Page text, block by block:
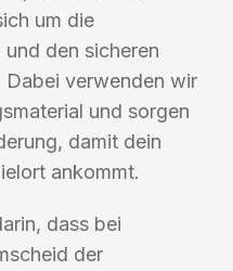
um die
den sicheren
Dabei verwenden wir
und sorgen
damit dein
ankommt.
dass bei
der